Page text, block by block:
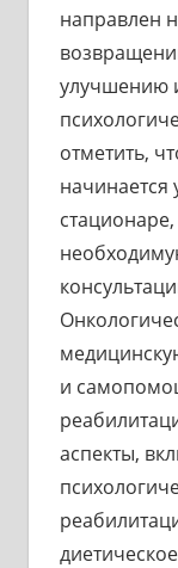
направлен
улучшению
отметить,
начинается
и
аспекты,